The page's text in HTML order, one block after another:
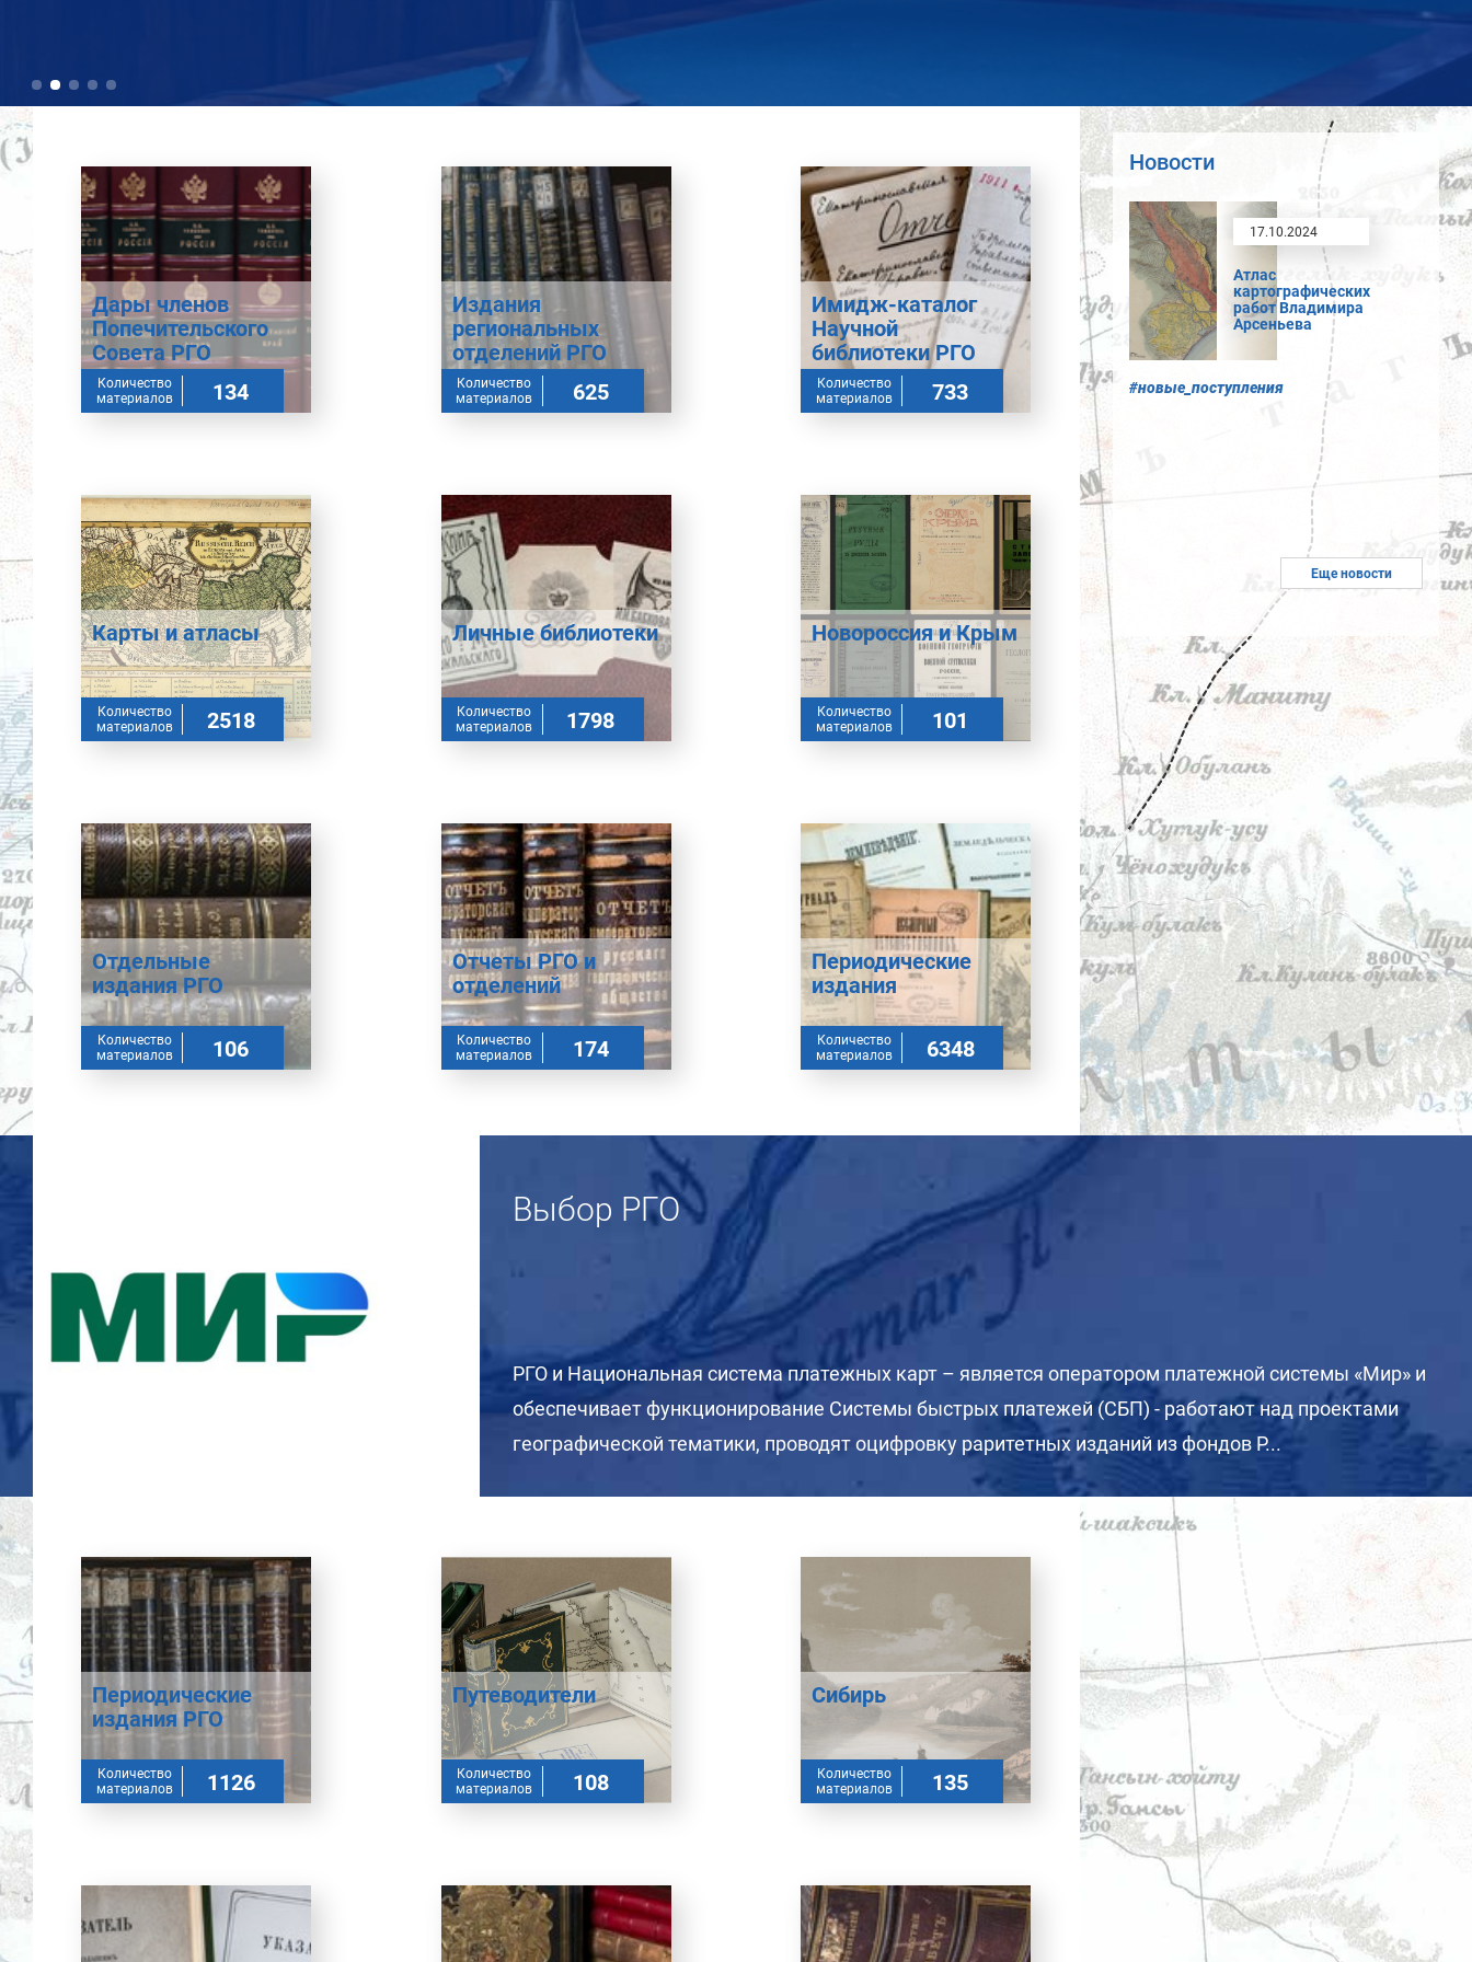
Дары членов
Попечительского
Совета РГО
Количество
материалов
134
Издания
региональных
отделений РГО
Количество
материалов
625
Имидж-каталог
Научной
библиотеки РГО
Количество
материалов
733
Карты и атласы
Количество
материалов
2518
Личные библиотеки
Количество
материалов
1798
Новороссия и Крым
Количество
материалов
101
Отдельные
издания РГО
Количество
материалов
106
Отчеты РГО и
отделений
Количество
материалов
174
Периодические
издания
Количество
материалов
6348
Новости
17.10.2024
Атлас
картографических
работ Владимира
Арсеньева
#новые_поступления
Еще новости
Выбор РГО
РГО и Национальная система платежных карт – является оператором платежной системы «Мир» и
обеспечивает функционирование Системы быстрых платежей (СБП) - работают над проектами
географической тематики, проводят оцифровку раритетных изданий из фондов Р...
Периодические
издания РГО
Количество
материалов
1126
Путеводители
Количество
материалов
108
Сибирь
Количество
материалов
135